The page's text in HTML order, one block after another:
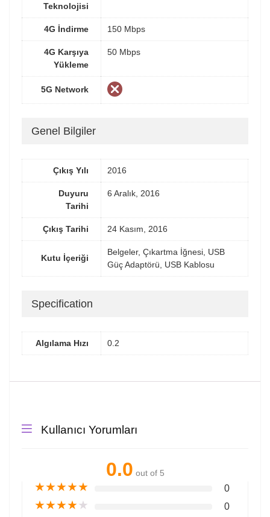
Teknolojisi
4G İndirme 150 Mbps
4G Karşıya
Yükleme
50 Mbps
5G Network
Genel Bilgiler
Çıkış Yılı 2016
Duyuru
Tarihi
6 Aralık, 2016
Çıkış Tarihi 24 Kasım, 2016
Kutu İçeriği
Belgeler, Çıkartma İğnesi, USB
Güç Adaptörü, USB Kablosu
Specification
Algılama Hızı 0.2
Kullanıcı Yorumları
0.0 out of 5
★★★★★ 0
★★★★★ 0